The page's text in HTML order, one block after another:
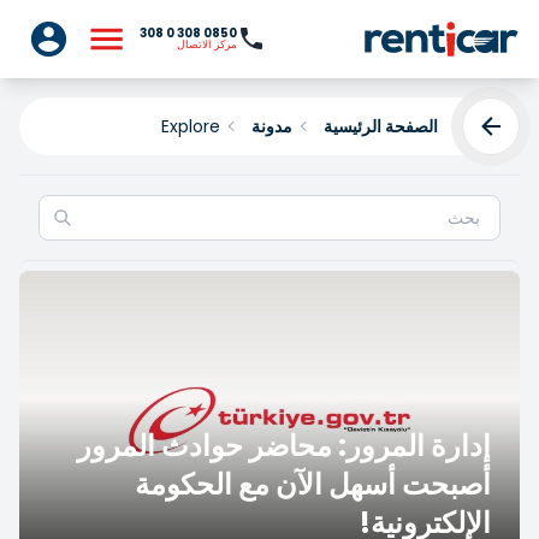
0850 308 0 308
مركز الاتصال
الصفحة الرئيسية مدونة Explore
إدارة المرور: محاضر حوادث المرور
أصبحت أسهل الآن مع الحكومة
الإلكترونية!